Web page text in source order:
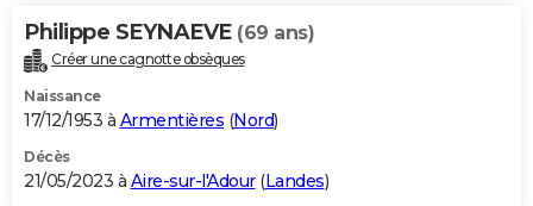
Philippe SEYNAEVE (69 ans)
Créer une cagnotte obsèques
Naissance
17/12/1953 à Armentières (Nord)
Décès
21/05/2023 à Aire-sur-l'Adour(Landes)